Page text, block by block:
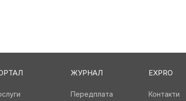
ЖУРНАЛ
Передплата
EXPRO
Контакти